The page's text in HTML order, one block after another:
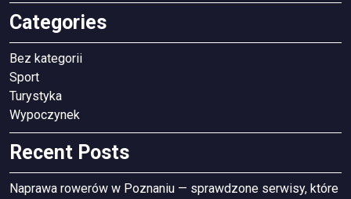
Categories
Bez kategorii
Sport
Turystyka
Wypoczynek
Recent Posts
Naprawa rowerów w Poznaniu — sprawdzone serwisy, które